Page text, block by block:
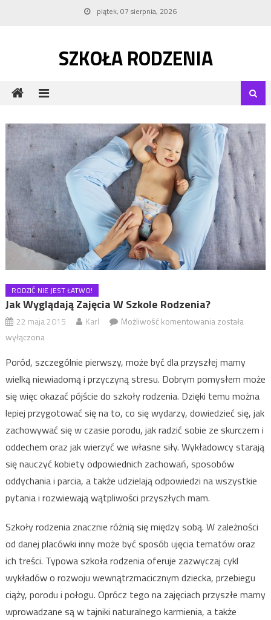
piątek, 07 sierpnia, 2026
SZKOŁA RODZENIA
RODZIĆ NIE JEST ŁATWO!
Jak Wyglądają Zajęcia W Szkole Rodzenia?
22 maja 2015 Karl Możliwość komentowaniaJak wyglądają
rodzenia?
została
wyłączona
Poród, szczególnie pierwszy, może być dla przyszłej mamy
wielką niewiadomą i przyczyną stresu. Dobrym pomysłem może
się więc okazać pójście do szkoły rodzenia. Dzięki temu można
lepiej przygotować się na to, co się wydarzy, dowiedzieć się, jak
zachowywać się w czasie porodu, jak radzić sobie ze skurczem i
oddechem oraz jak wierzyć we własne siły. Wykładowcy starają
się nauczyć kobiety odpowiednich zachowań, sposobów
oddychania i parcia, a także udzielają odpowiedzi na wszystkie
pytania i rozwiewają wątpliwości przyszłych mam.
Szkoły rodzenia znacznie różnią się między sobą. W zależności
od danej placówki inny może być sposób ujęcia tematów oraz
ich treści. Typowa szkoła rodzenia oferuje zazwyczaj cykl
wykładów o rozwoju wewnątrzmacicznym dziecka, przebiegu
ciąży, porodu i połogu. Oprócz tego na zajęciach przyszłe mamy
wprowadzane są w tajniki naturalnego karmienia, a także